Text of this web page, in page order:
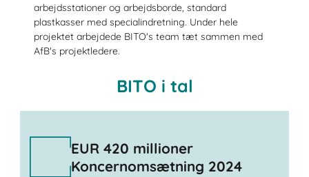
arbejdsstationer og arbejdsborde, standard
plastkasser med specialindretning. Under hele
projektet arbejdede BITO's team tæt sammen med
AfB's projektledere.
BITO i tal
EUR 420 millioner
Koncernomsætning 2024